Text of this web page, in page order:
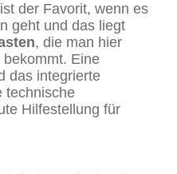
der Favorit, wenn es
geht und das liegt
, die man hier
Eine
das integrierte
technische
Hilfestellung für